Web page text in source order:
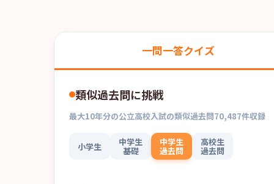
一問一答クイズ
類似過去問に挑戦
最大10年分の公立高校入試の類似過去問70,487件収録
小学生 中学生
基礎
中学生
過去問
高校生
過去問